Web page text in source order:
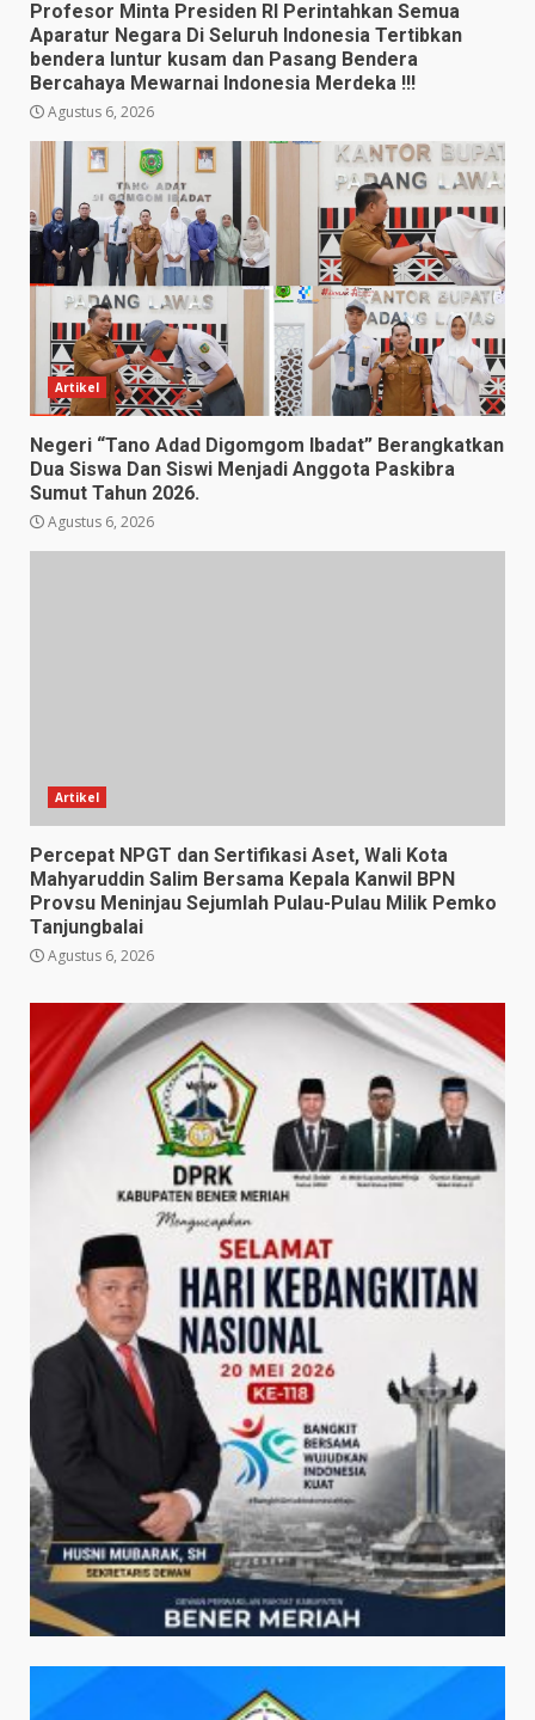
Profesor Minta Presiden RI Perintahkan Semua
Aparatur Negara Di Seluruh Indonesia Tertibkan
bendera luntur kusam dan Pasang Bendera
Bercahaya Mewarnai Indonesia Merdeka !!!
Agustus 6, 2026
Artikel
Negeri “Tano Adad Digomgom Ibadat” Berangkatkan
Dua Siswa Dan Siswi Menjadi Anggota Paskibra
Sumut Tahun 2026.
Agustus 6, 2026
Artikel
Percepat NPGT dan Sertifikasi Aset, Wali Kota
Mahyaruddin Salim Bersama Kepala Kanwil BPN
Provsu Meninjau Sejumlah Pulau-Pulau Milik Pemko
Tanjungbalai
Agustus 6, 2026